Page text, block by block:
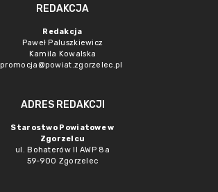
REDAKCJA
Redakcja
Paweł Paluszkiewicz
Kamila Kowalska
promocja@powiat.zgorzelec.pl
ADRES REDAKCJI
Starostwo Powiatowe w
Zgorzelcu
ul. Bohaterów II AWP 8a
59-900 Zgorzelec